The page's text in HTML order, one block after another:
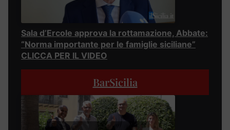
Sala d’Ercole approva la rottamazione, Abbate:
“Norma importante per le famiglie siciliane”
CLICCA PER IL VIDEO
BarSicilia